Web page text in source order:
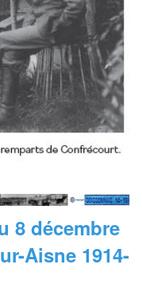
8 décembre
Aisne 1914-